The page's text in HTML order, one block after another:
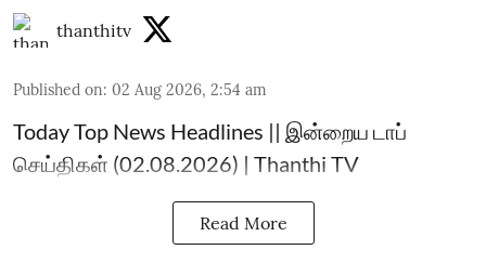
thanthitv
Published on: 02 Aug 2026, 2:54 am
Today Top News Headlines || இன்றைய டாப்
செய்திகள் (02.08.2026) | Thanthi TV
Read More